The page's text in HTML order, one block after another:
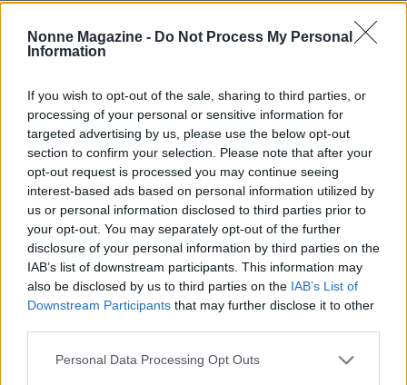
Nonne Magazine - Do Not Process My Personal
Information
If you wish to opt-out of the sale, sharing to third parties, or
processing of your personal or sensitive information for
targeted advertising by us, please use the below opt-out
section to confirm your selection. Please note that after your
opt-out request is processed you may continue seeing
interest-based ads based on personal information utilized by
us or personal information disclosed to third parties prior to
your opt-out. You may separately opt-out of the further
disclosure of your personal information by third parties on the
IAB’s list of downstream participants. This information may
also be disclosed by us to third parties on the IAB’s List of
Downstream Participants that may further disclose it to other
Please note that this website/app uses one or more Google
Personal Data Processing Opt Outs
Nel passato recente l’amministrazione statunitense
aveva progettato di rendere disponibili 6 miliardi di
tramite un conto gestito dal Qatar, ma quel piano fu
sospeso dopo gli attacchi di Hamas del 7 ottobre
2026. L’Iran sostiene di aver subito danni economici
per oltre 250 miliardi di dollari dall’inizio della
guerra, cifre che alimentano la richiesta di aiuti per
la ricostruzione.
In questo quadro, le dichiarazioni pubbliche dei
leader sono nette: il presidente americano ha